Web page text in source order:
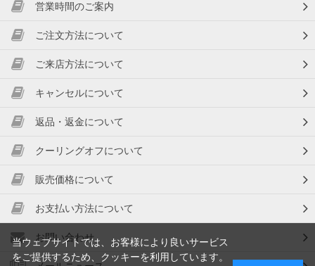
営業時間のご案内
ご注文方法について
ご来店方法について
キャンセルについて
返品・返金について
クーリングオフについて
販売価格について
お支払い方法について
お問い合わせ
当ウェブサイトでは、お客様により良いサービス
をご提供するため、クッキーを利用しています。